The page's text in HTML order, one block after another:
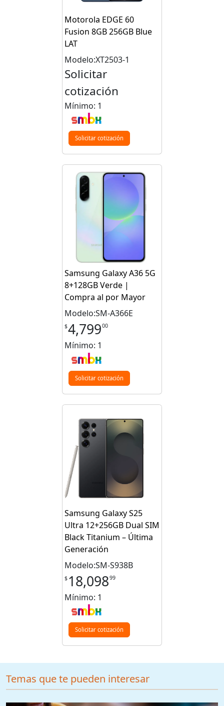
Motorola EDGE 60
Fusion 8GB 256GB Blue
LAT
Modelo:XT2503-1
Solicitar
cotización
Mínimo: 1
Solicitar cotización
Samsung Galaxy A36 5G
8+128GB Verde |
Compra al por Mayor
Modelo:SM-A366E
$4,79900
Mínimo: 1
Solicitar cotización
Samsung Galaxy S25
Ultra 12+256GB Dual SIM
Black Titanium – Última
Generación
Modelo:SM-S938B
$ 18,09899
Mínimo: 1
Solicitar cotización
Temas que te pueden interesar